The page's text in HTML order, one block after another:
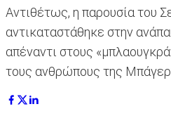
Αντιθέτως, η παρουσία του
αντικαταστάθηκε στην
απέναντι στους
τους ανθρώπους της